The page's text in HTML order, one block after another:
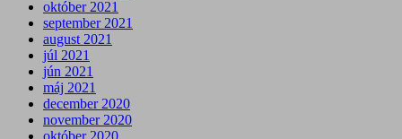
október 2021
september 2021
august 2021
júl 2021
jún 2021
máj 2021
december 2020
november 2020